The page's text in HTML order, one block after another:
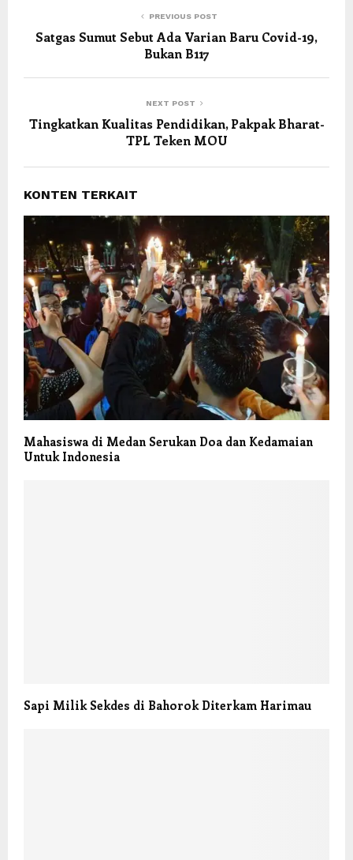
PREVIOUS POST
Satgas Sumut Sebut Ada Varian Baru Covid-19,
Bukan B117
NEXT POST
Tingkatkan Kualitas Pendidikan, Pakpak Bharat-
TPL Teken MOU
KONTEN TERKAIT
Mahasiswa di Medan Serukan Doa dan Kedamaian
Untuk Indonesia
Sapi Milik Sekdes di Bahorok Diterkam Harimau